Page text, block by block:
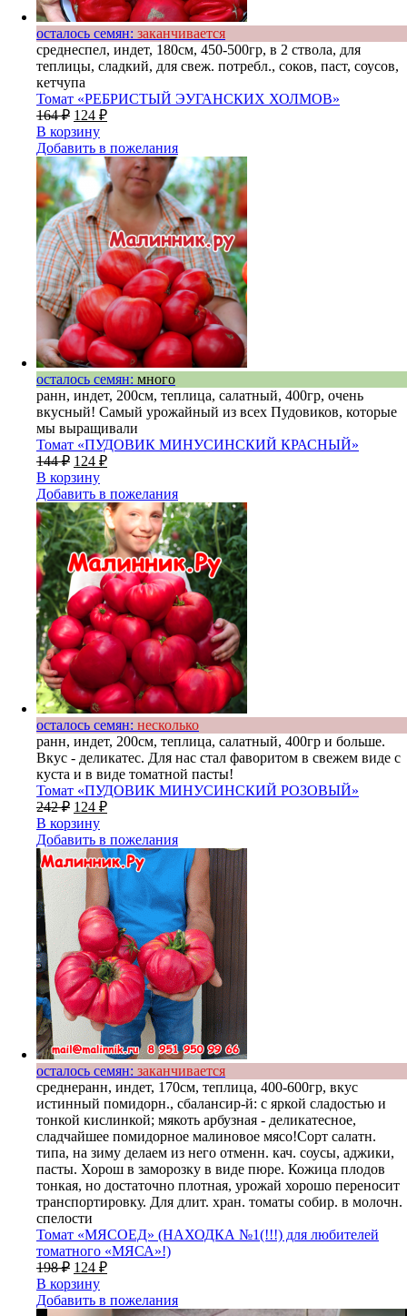
осталось семян: заканчивается
среднеспел, индет, 180см, 450-500гр, в 2 ствола, для
теплицы, сладкий, для свеж. потребл., соков, паст, соусов,
кетчупа
Томат «РЕБРИСТЫЙ ЭУГАНСКИХ ХОЛМОВ»
164₽ 124 ₽
В корзину
Добавить в пожелания
осталось семян: много
ранн, индет, 200см, теплица, салатный, 400гр, очень
вкусный! Самый урожайный из всех Пудовиков, которые
мы выращивали
Томат «ПУДОВИК МИНУСИНСКИЙ КРАСНЫЙ»
144₽ 124 ₽
В корзину
Добавить в пожелания
осталось семян: несколько
ранн, индет, 200см, теплица, салатный, 400гр и больше.
Вкус - деликатес. Для нас стал фаворитом в свежем виде с
куста и в виде томатной пасты!
Томат «ПУДОВИК МИНУСИНСКИЙ РОЗОВЫЙ»
242₽ 124 ₽
В корзину
Добавить в пожелания
осталось семян: заканчивается
среднеранн, индет, 170см, теплица, 400-600гр, вкус
истинный помидорн., сбалансир-й: с яркой сладостью и
тонкой кислинкой; мякоть арбузная - деликатесное,
сладчайшее помидорное малиновое мясо!Сорт салатн.
типа, на зиму делаем из него отменн. кач. соусы, аджики,
пасты. Хорош в заморозку в виде пюре. Кожица плодов
тонкая, но достаточно плотная, урожай хорошо переносит
транспортировку. Для длит. хран. томаты собир. в молочн.
спелости
Томат «МЯСОЕД» (НАХОДКА №1(!!!) для любителей
томатного «МЯСА»!)
198₽ 124 ₽
В корзину
Добавить в пожелания